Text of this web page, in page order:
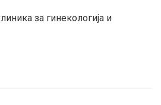
за гинекологија и